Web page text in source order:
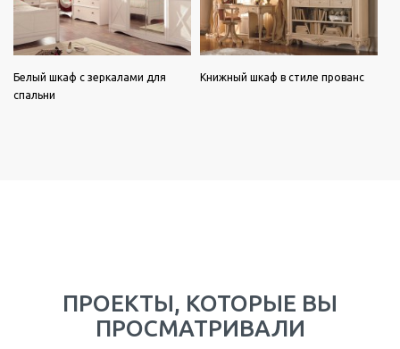
Белый шкаф с зеркалами для
спальни
Книжный шкаф в стиле прованс
ПРОЕКТЫ, КОТОРЫЕ ВЫ
ПРОСМАТРИВАЛИ